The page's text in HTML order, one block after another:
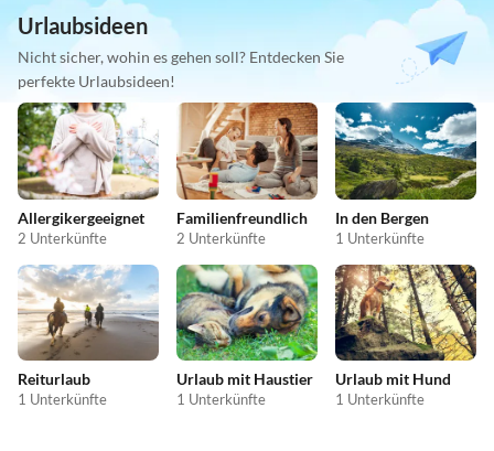
Urlaubsideen
Nicht sicher, wohin es gehen soll? Entdecken Sie
perfekte Urlaubsideen!
Allergikergeeignet
2 Unterkünfte
Familienfreundlich
2 Unterkünfte
In den Bergen
1 Unterkünfte
Reiturlaub
1 Unterkünfte
Urlaub mit Haustier
1 Unterkünfte
Urlaub mit Hund
1 Unterkünfte